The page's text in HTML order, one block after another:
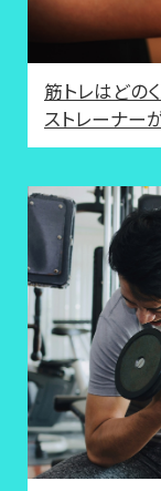
筋トレはどの
ストレーナー